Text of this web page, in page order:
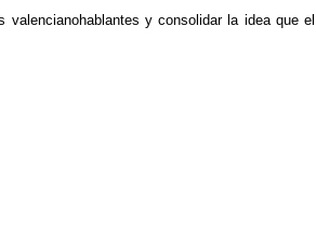
y consolidar la idea que el